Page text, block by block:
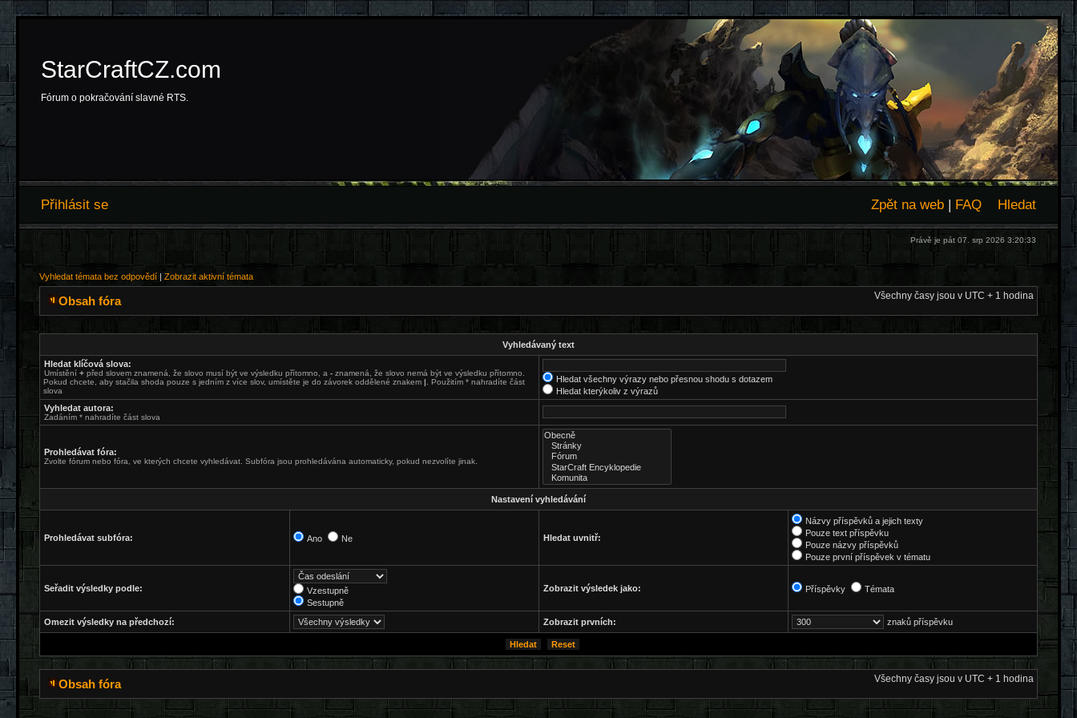
StarCraftCZ.com
Fórum o pokračování slavné RTS.
Přihlásit se Zpět na web | FAQ Hledat
Právě je pát 07. srp 2026 3:20:33
Vyhledat témata bez odpovědí | Zobrazit aktivní témata
Obsah fóra Všechny časy jsou v UTC + 1 hodina
Vyhledávaný text
Hledat klíčová slova:
Umístění + před slovem znamená, že slovo musí být ve výsledku přítomno, a - znamená, že slovo nemá být ve výsledku přítomno.
Pokud chcete, aby stačila shoda pouze s jedním z více slov, umístěte je do závorek oddělené znakem | . Použitím * nahradíte část
slova
Hledat všechny výrazy nebo přesnou shodu s dotazem
Hledat kterýkoliv z výrazů
Vyhledat autora:
Zadáním * nahradíte část slova
Prohledávat fóra:
Zvolte fórum nebo fóra, ve kterých chcete vyhledávat. Subfóra jsou prohledávána automaticky, pokud nezvolíte jinak.
Nastavení vyhledávání
Prohledávat subfóra: Ano Ne Hledat uvnitř:
Názvy příspěvků a jejich texty
Pouze text příspěvku
Pouze názvy příspěvků
Pouze první příspěvek v tématu
Seřadit výsledky podle:
Vzestupně
Sestupně
Zobrazit výsledek jako: Příspěvky Témata
Omezit výsledky na předchozí: Zobrazit prvních: znaků příspěvku
Obsah fóra Všechny časy jsou v UTC + 1 hodina